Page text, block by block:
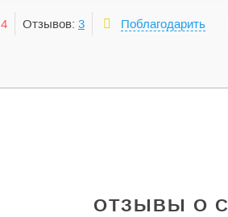
4 Отзывов: 3 Поблагодарить
ОТЗЫВЫ О